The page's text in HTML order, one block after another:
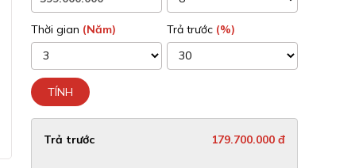
Thời gian (Năm) Trả trước (%)
TÍNH
Trả trước 179.700.000 đ